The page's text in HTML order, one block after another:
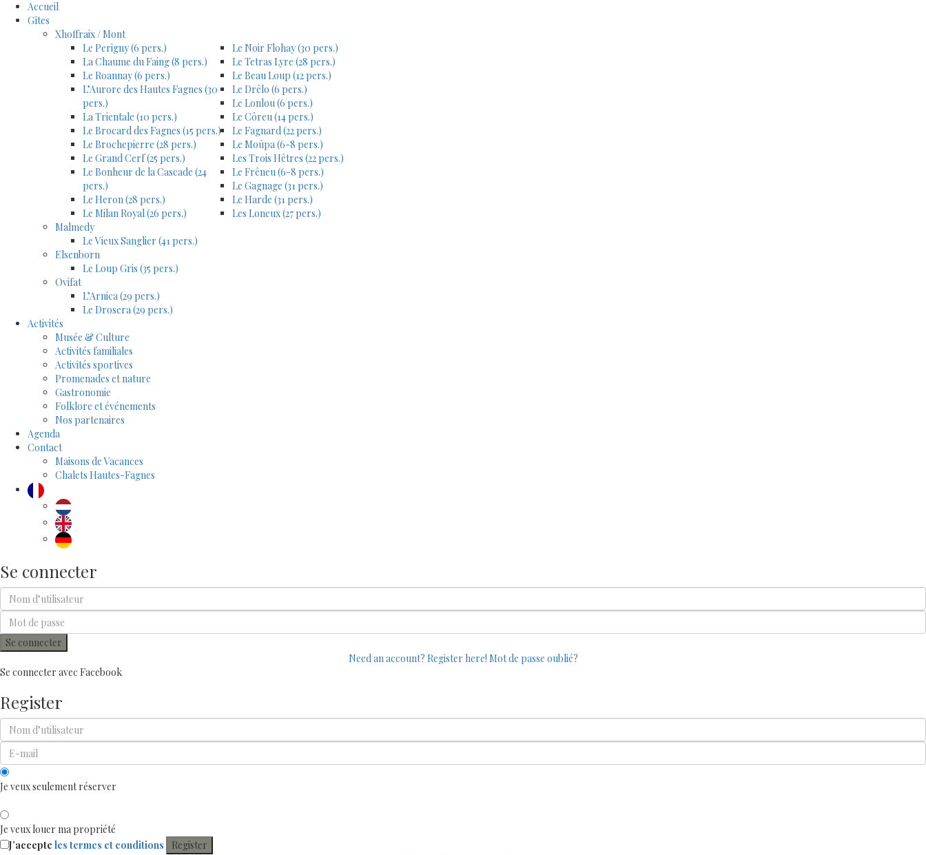
Accueil
Gîtes
Xhoffraix / Mont
Le Perigny (6 pers.)
La Chaume du Faing (8 pers.)
Le Roannay (6 pers.)
L’Aurore des Hautes Fagnes (30
pers.)
La Trientale (10 pers.)
Le Brocard des Fagnes (15 pers.)
Le Brochepierre (28 pers.)
Le Grand Cerf (25 pers.)
Le Bonheur de la Cascade (24
pers.)
Le Heron (28 pers.)
Le Milan Royal (26 pers.)
Le Noir Flohay (30 pers.)
Le Tetras Lyre (28 pers.)
Le Beau Loup (12 pers.)
Le Drêlo (6 pers.)
Le Lonlou (6 pers.)
Le Côreu (14 pers.)
Le Fagnard (22 pers.)
Le Moûpa (6-8 pers.)
Les Trois Hêtres (22 pers.)
Le Frêneu (6-8 pers.)
Le Gagnage (31 pers.)
Le Harde (31 pers.)
Les Loneux (27 pers.)
Malmedy
Le Vieux Sanglier (41 pers.)
Elsenborn
Le Loup Gris (35 pers.)
Ovifat
L’Arnica (29 pers.)
Le Drosera (29 pers.)
Activités
Musée & Culture
Activités familiales
Activités sportives
Promenades et nature
Gastronomie
Folklore et événements
Nos partenaires
Agenda
Contact
Maisons de Vacances
Chalets Hautes-Fagnes
Se connecter
Se connecter
Need an account? Register here! Mot de passe oublié?
Se connecter avec Facebook
Register
Je veux seulement réserver
Je veux louer ma propriété
J’accepte les termes et conditions
Register